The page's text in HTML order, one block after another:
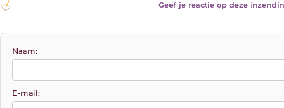
Geef je reactie op deze
Naam:
E-mail: